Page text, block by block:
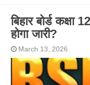
बिहार बोर्ड
होगा जारी?
March 13, 2026